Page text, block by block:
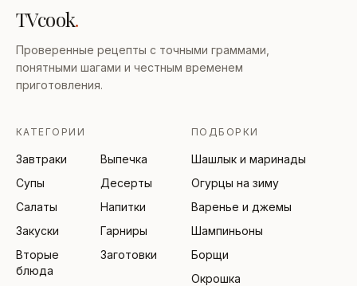
TVcook.
Проверенные рецепты с точными граммами,
понятными шагами и честным временем
приготовления.
КАТЕГОРИИ
Завтраки
Выпечка
Супы
Десерты
Салаты
Напитки
Закуски
Гарниры
Вторые
блюда
Заготовки
ПОДБОРКИ
Шашлык и маринады
Огурцы на зиму
Варенье и джемы
Шампиньоны
Борщи
Окрошка